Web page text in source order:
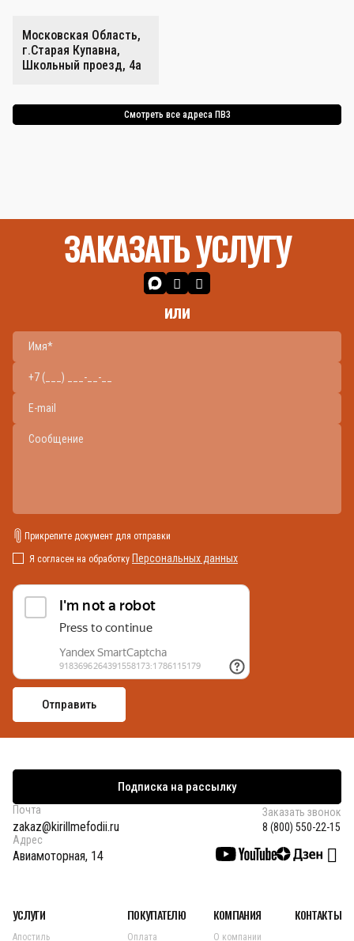
Московская Область,
г.Старая Купавна,
Школьный проезд, 4а
Смотреть все адреса ПВЗ
ЗАКАЗАТЬ УСЛУГУ
или
Прикрепите документ для отправки
Я согласен на обработку Персональных данных
Подписка на рассылку
Почта
zakaz@kirillmefodii.ru
Заказать звонок
8 (800) 550-22-15
Адрес
Авиамоторная, 14
УСЛУГИ
Апостиль
ПОКУПАТЕЛЮ
Оплата
КОМПАНИЯ
О компании
КОНТАКТЫ